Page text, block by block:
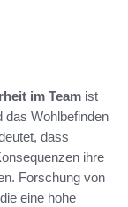
im Team ist
das Wohlbefinden
dass
ihre
Forschung von
eine hohe